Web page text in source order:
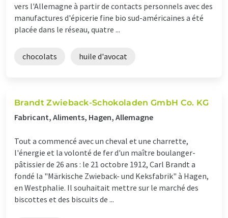
vers l'Allemagne à partir de contacts personnels avec des
manufactures d'épicerie fine bio sud-américaines a été
placée dans le réseau, quatre ...
chocolats huile d'avocat
Brandt Zwieback-Schokoladen GmbH Co. KG
Fabricant, Aliments, Hagen, Allemagne
Tout a commencé avec un cheval et une charrette,
l'énergie et la volonté de fer d'un maître boulanger-
pâtissier de 26 ans : le 21 octobre 1912, Carl Brandt a
fondé la "Märkische Zwieback- und Keksfabrik" à Hagen,
en Westphalie. Il souhaitait mettre sur le marché des
biscottes et des biscuits de ...